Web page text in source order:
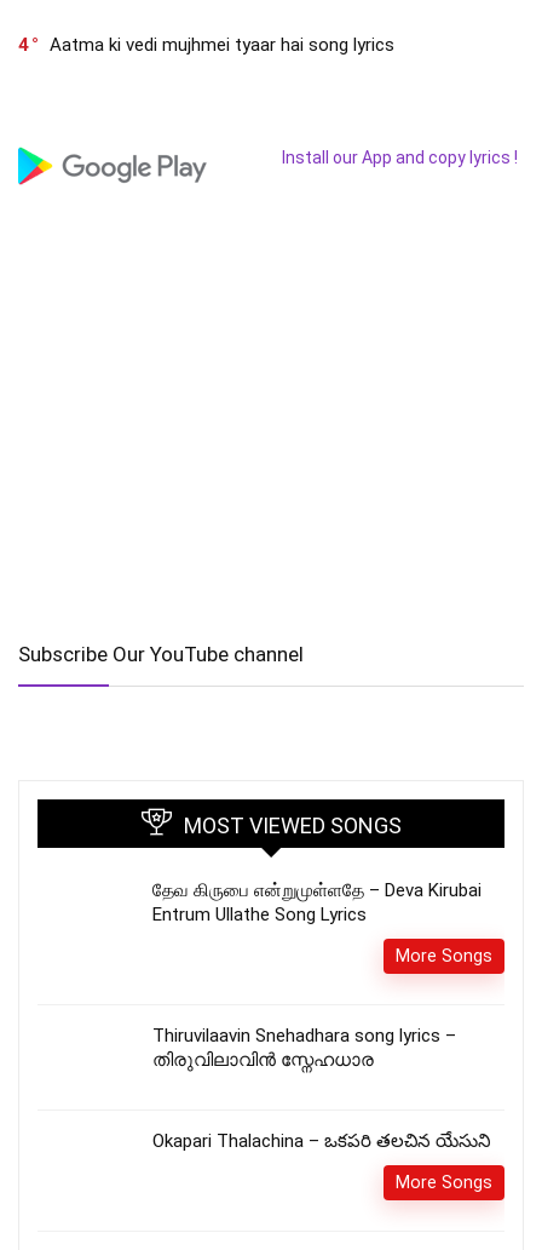
4 Aatma ki vedi mujhmei tyaar hai song lyrics
Install our App and copy lyrics !
Subscribe Our YouTube channel
MOST VIEWED SONGS
தேவ கிருபை என்றுமுள்ளதே – Deva Kirubai
Entrum Ullathe Song Lyrics
More Songs
Thiruvilaavin Snehadhara song lyrics –
തിരുവിലാവിൻ സ്നേഹധാര
Okapari Thalachina – ఒకపరి తలచిన యేసుని
More Songs